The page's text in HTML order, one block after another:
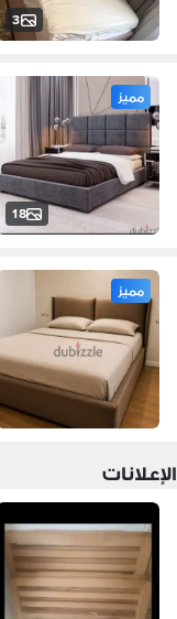
3
18
مميز
مميز
الإعلانات